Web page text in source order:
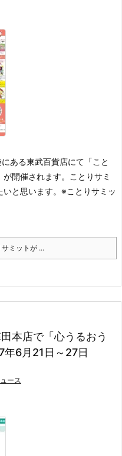
ある東武百貨店にて「こと
開催されます。
ことりサミ
と思います。 ※ことりサミッ
サミットが ...
本店で「心うるおう
6月21日～27日
ース